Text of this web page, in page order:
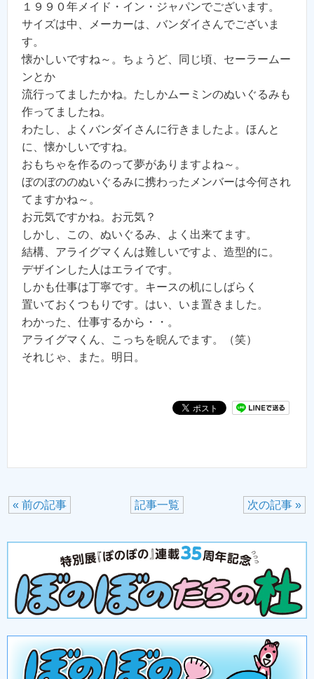
１９９０年メイド・イン・ジャパンでございます。
サイズは中、メーカーは、バンダイさんでございま
す。
懐かしいですね～。ちょうど、同じ頃、セーラームー
ンとか
流行ってましたかね。たしかムーミンのぬいぐるみも
作ってましたね。
わたし、よくバンダイさんに行きましたよ。ほんと
に、懐かしいですね。
おもちゃを作るのって夢がありますよね～。
ぼのぼののぬいぐるみに携わったメンバーは今何され
てますかね～。
お元気ですかね。お元気？
しかし、この、ぬいぐるみ、よく出来てます。
結構、アライグマくんは難しいですよ、造型的に。
デザインした人はエライです。
しかも仕事は丁寧です。キースの机にしばらく
置いておくつもりです。はい、いま置きました。
わかった、仕事するから・・。
アライグマくん、こっちを睨んでます。（笑）
それじゃ、また。明日。
次の記事 »
記事一覧
« 前の記事